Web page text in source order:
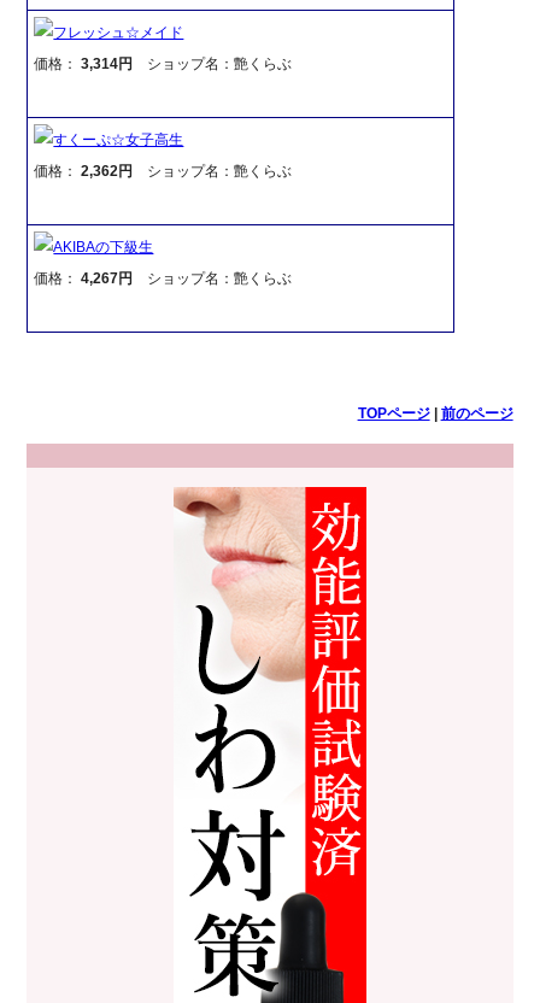
フレッシュ☆メイド
価格：3,314円 ショップ名：艶くらぶ
すくーぷ☆女子高生
価格：2,362円 ショップ名：艶くらぶ
AKIBAの下級生
価格：4,267円 ショップ名：艶くらぶ
TOPページ| 前のページ